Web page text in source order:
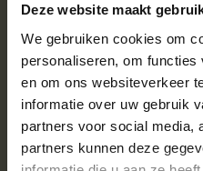
Deze website maakt
We gebruiken cookies om
personaliseren, om
en om ons websiteverkeer
informatie over uw gebruik
partners voor social media,
partners kunnen deze